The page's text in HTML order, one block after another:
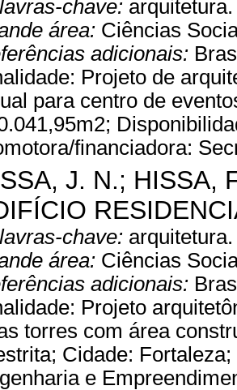
chave: arquitetura.
área: Ciências
adicionais:
Projeto de
para centro de
financiadora:
J. N.; HISSA,
chave: arquitetura.
área: Ciências
adicionais:
Projeto
torres com área
Cidade:
e